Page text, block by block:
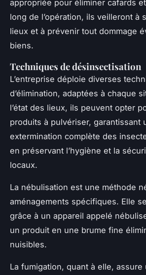
appropriée pour éliminer cafards
long de l’opération, ils veilleront à
lieux et à prévenir tout dommage
biens.
Techniques de désinsectisation
L’entreprise déploie diverses
d’élimination, adaptées à chaque
l’état des lieux, ils peuvent opter
produits à pulvériser, garantissant
extermination complète des
en préservant l’hygiène et la
locaux.
La nébulisation est une méthode
aménagements spécifiques. Elle
grâce à un appareil appelé
un produit en une brume fine
nuisibles.
La fumigation, quant à elle, assure